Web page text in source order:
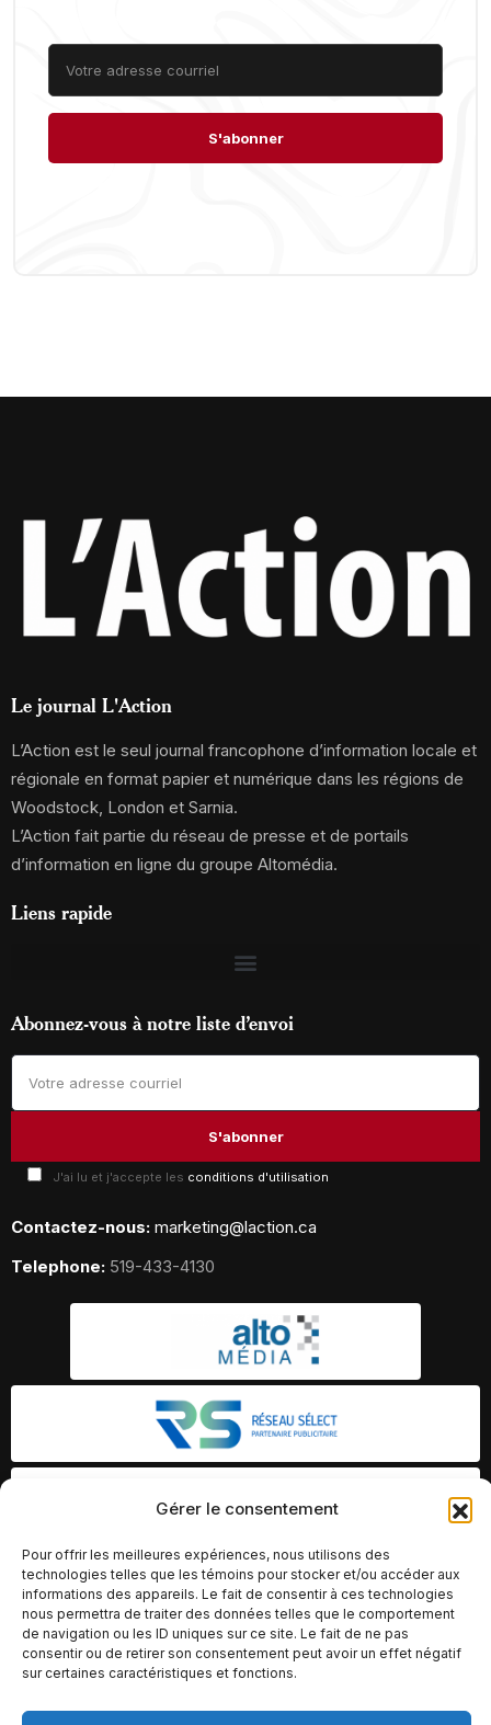
Gérer le consentement
Pour offrir les meilleures expériences, nous utilisons des
technologies telles que les témoins pour stocker et/ou accéder aux
informations des appareils. Le fait de consentir à ces technologies
nous permettra de traiter des données telles que le comportement
de navigation ou les ID uniques sur ce site. Le fait de ne pas
consentir ou de retirer son consentement peut avoir un effet négatif
sur certaines caractéristiques et fonctions.
Le journal L'Action
L’Action est le seul journal francophone d’information locale et
régionale en format papier et numérique dans les régions de
Woodstock, London et Sarnia.
L’Action fait partie du réseau de presse et de portails
d’information en ligne du groupe Altomédia.
Liens rapide
Abonnez-vous à notre liste d’envoi
J'ai lu et j'accepte les conditions d'utilisation
Contactez-nous: marketing@laction.ca
Telephone: 519-433-4130